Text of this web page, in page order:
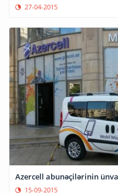
27-04-2015
Azercell abunəçilərinin
15-09-2015